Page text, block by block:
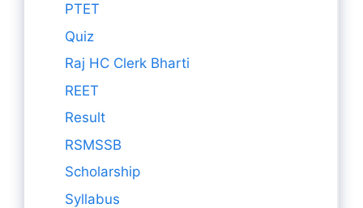
PTET
Quiz
Raj HC Clerk Bharti
REET
Result
RSMSSB
Scholarship
Syllabus